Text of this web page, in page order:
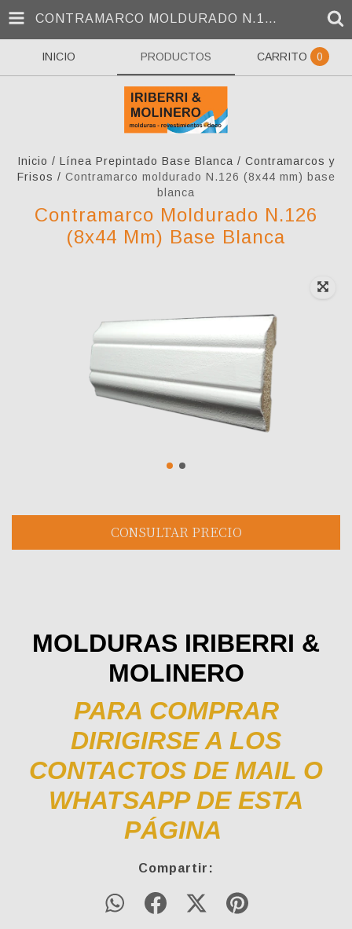
CONTRAMARCO MOLDURADO N.126 (8X44 MM) BASE BLANCA
INICIO PRODUCTOS CARRITO 0
Inicio / Línea Prepintado Base Blanca / Contramarcos y
Frisos / Contramarco moldurado N.126 (8x44 mm) base
blanca
Contramarco Moldurado N.126
(8x44 Mm) Base Blanca
MOLDURAS IRIBERRI &
MOLINERO
PARA COMPRAR
DIRIGIRSE A LOS
CONTACTOS DE MAIL O
WHATSAPP DE ESTA
PÁGINA
Compartir: